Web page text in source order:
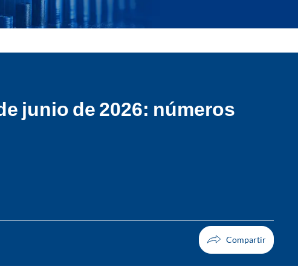
junio de 2026: números